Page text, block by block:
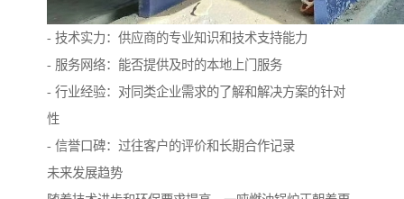
- 技术实力：供应商的专业知识和技术支持能力
- 服务网络：能否提供及时的本地上门服务
- 行业经验：对同类企业需求的了解和解决方案的针对
性
- 信誉口碑：过往客户的评价和长期合作记录
未来发展趋势